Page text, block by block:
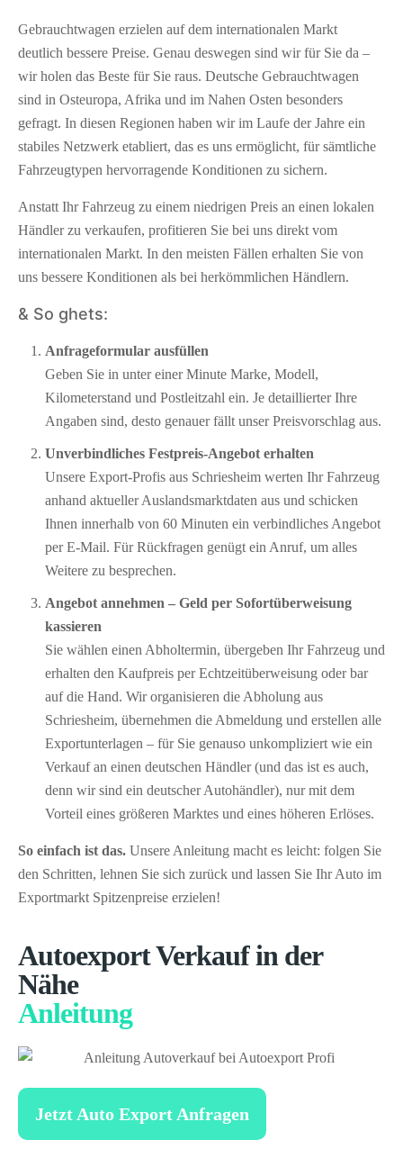
Gebrauchtwagen erzielen auf dem internationalen Markt
deutlich bessere Preise. Genau deswegen sind wir für Sie da –
wir holen das Beste für Sie raus. Deutsche Gebrauchtwagen
sind in Osteuropa, Afrika und im Nahen Osten besonders
gefragt. In diesen Regionen haben wir im Laufe der Jahre ein
stabiles Netzwerk etabliert, das es uns ermöglicht, für sämtliche
Fahrzeugtypen hervorragende Konditionen zu sichern.
Anstatt Ihr Fahrzeug zu einem niedrigen Preis an einen lokalen
Händler zu verkaufen, profitieren Sie bei uns direkt vom
internationalen Markt. In den meisten Fällen erhalten Sie von
uns bessere Konditionen als bei herkömmlichen Händlern.
& So ghets:
Anfrageformular ausfüllen
Geben Sie in unter einer Minute Marke, Modell,
Kilometerstand und Postleitzahl ein. Je detaillierter Ihre
Angaben sind, desto genauer fällt unser Preisvorschlag aus.
Unverbindliches Festpreis-Angebot erhalten
Unsere Export-Profis aus Schriesheim werten Ihr Fahrzeug
anhand aktueller Auslandsmarktdaten aus und schicken
Ihnen innerhalb von 60 Minuten ein verbindliches Angebot
per E-Mail. Für Rückfragen genügt ein Anruf, um alles
Weitere zu besprechen.
Angebot annehmen – Geld per Sofort­überweisung
kassieren
Sie wählen einen Abholtermin, übergeben Ihr Fahrzeug und
erhalten den Kaufpreis per Echtzeitüberweisung oder bar
auf die Hand. Wir organisieren die Abholung aus
Schriesheim, übernehmen die Abmeldung und erstellen alle
Exportunterlagen – für Sie genauso unkompliziert wie ein
Verkauf an einen deutschen Händler (und das ist es auch,
denn wir sind ein deutscher Autohändler), nur mit dem
Vorteil eines größeren Marktes und eines höheren Erlöses.
So einfach ist das. Unsere Anleitung macht es leicht: folgen Sie
den Schritten, lehnen Sie sich zurück und lassen Sie Ihr Auto im
Exportmarkt Spitzenpreise erzielen!
Autoexport Verkauf in der
Nähe
Anleitung
Jetzt Auto Export Anfragen